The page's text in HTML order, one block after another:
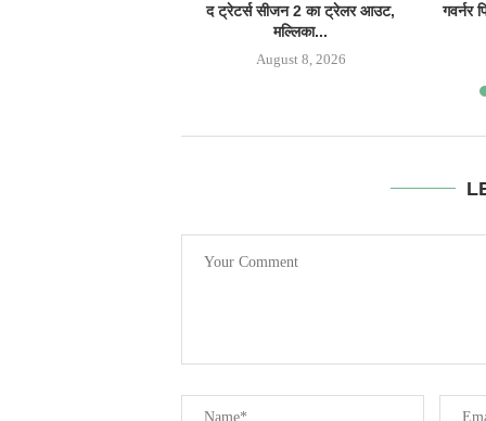
द ट्रेटर्स सीजन 2 का ट्रेलर आउट,
मल्लिका...
August 8, 2026
गवर्नर